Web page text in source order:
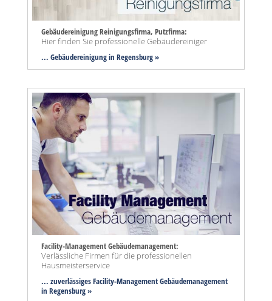
Gebäudereinigung Reinigungsfirma, Putzfirma:
Hier finden Sie professionelle Gebäudereiniger
... Gebäudereinigung in Regensburg »
Facility-Management Gebäudemanagement:
Verlässliche Firmen für die professionellen
Hausmeisterservice
... zuverlässiges Facility-Management Gebäudemanagement
in Regensburg »